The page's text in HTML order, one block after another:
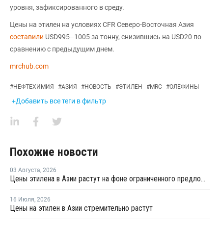
уровня, зафиксированного в среду.
Цены на этилен на условиях CFR Северо-Восточная Азия
составили USD995–1005 за тонну, снизившись на USD20 по
сравнению с предыдущим днем.
mrchub.com
#НЕФТЕХИМИЯ #АЗИЯ #НОВОСТЬ #ЭТИЛЕН #MRC #ОЛЕФИНЫ
+Добавить все теги в фильтр
Похожие новости
03 Августа, 2026
Цены этилена в Азии растут на фоне ограниченного предложения
16 Июля, 2026
Цены на этилен в Азии стремительно растут